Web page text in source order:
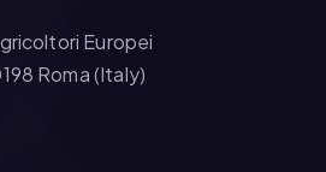
Europei
Roma (Italy)